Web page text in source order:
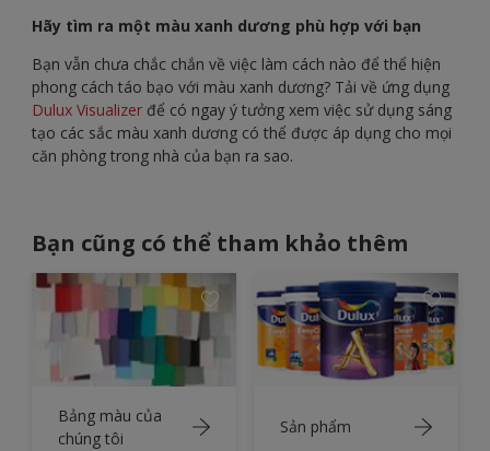
Hãy tìm ra một màu xanh dương phù hợp với bạn
Bạn vẫn chưa chắc chắn về việc làm cách nào để thể hiện
phong cách táo bạo với màu xanh dương? Tải về ứng dụng
Dulux Visualizer để có ngay ý tưởng xem việc sử dụng sáng
tạo các sắc màu xanh dương có thể được áp dụng cho mọi
căn phòng trong nhà của bạn ra sao.
Bạn cũng có thể tham khảo thêm
Bảng màu của
chúng tôi
Sản phẩm